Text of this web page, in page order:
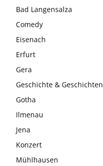
Bad Langensalza
Comedy
Eisenach
Erfurt
Gera
Geschichte & Geschichten
Gotha
Ilmenau
Jena
Konzert
Mühlhausen